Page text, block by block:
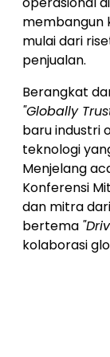
membangun
mulai dari
penjualan.
Berangkat
"Globally
baru industri
teknologi
Menjelang
Konferensi
dan mitra
bertema
kolaborasi